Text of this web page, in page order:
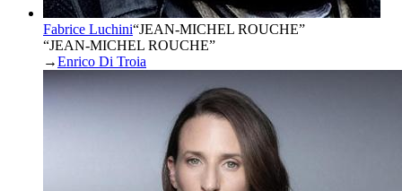
Fabrice Luchini“JEAN-MICHEL ROUCHE”
“JEAN-MICHEL ROUCHE”
→Enrico Di Troia